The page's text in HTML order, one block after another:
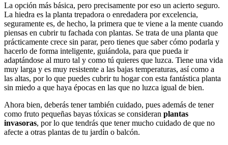
La opción más básica, pero precisamente por eso un acierto seguro.
La hiedra es la planta trepadora o enredadera por excelencia,
seguramente es, de hecho, la primera que te viene a la mente cuando
piensas en cubrir tu fachada con plantas. Se trata de una planta que
prácticamente crece sin parar, pero tienes que saber cómo podarla y
hacerlo de forma inteligente, guiándola, para que pueda ir
adaptándose al muro tal y como tú quieres que luzca. Tiene una vida
muy larga y es muy resistente a las bajas temperaturas, así como a
las altas, por lo que puedes cubrir tu hogar con esta fantástica planta
sin miedo a que haya épocas en las que no luzca igual de bien.
Ahora bien, deberás tener también cuidado, pues además de tener
como fruto pequeñas bayas tóxicas se consideran plantas
invasoras, por lo que tendrás que tener mucho cuidado de que no
afecte a otras plantas de tu jardín o balcón.